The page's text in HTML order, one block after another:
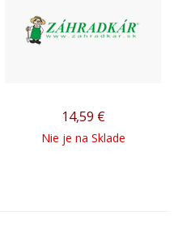
14,59 €
Nie je na Sklade